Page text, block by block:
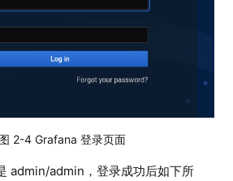
图 2-4 Grafana 登录页面
admin/admin，登录成功后如下所